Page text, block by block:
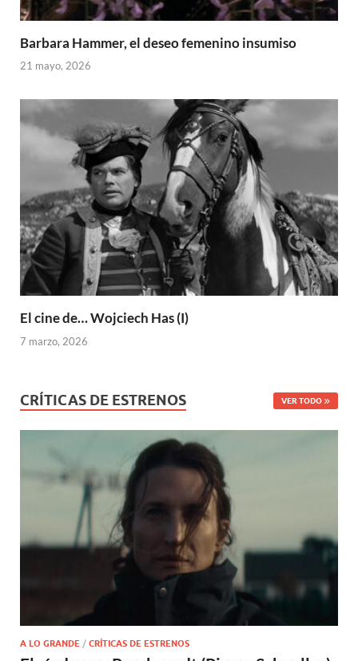
Barbara Hammer, el deseo femenino insumiso
21 mayo, 2026
El cine de… Wojciech Has (I)
7 marzo, 2026
CRÍTICAS DE ESTRENOS VER TODO
A LO GRANDE / CRÍTICAS DE ESTRENOS